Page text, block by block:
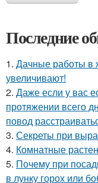
Последние
1. Дачные работы в
увеличивают!
2. Даже если у вас
протяжении всего
повод
3. Секреты при
4. Комнатные
5. Почему при
в лунку горох или